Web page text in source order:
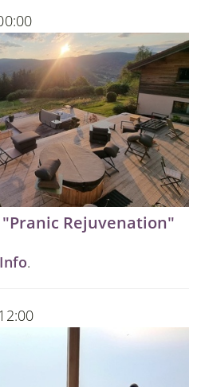
Rejuvenation"
Info.